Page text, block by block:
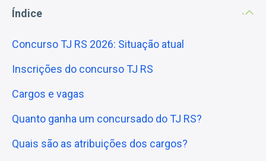
Índice
Concurso TJ RS 2026: Situação atual
Inscrições do concurso TJ RS
Cargos e vagas
Quanto ganha um concursado do TJ RS?
Quais são as atribuições dos cargos?